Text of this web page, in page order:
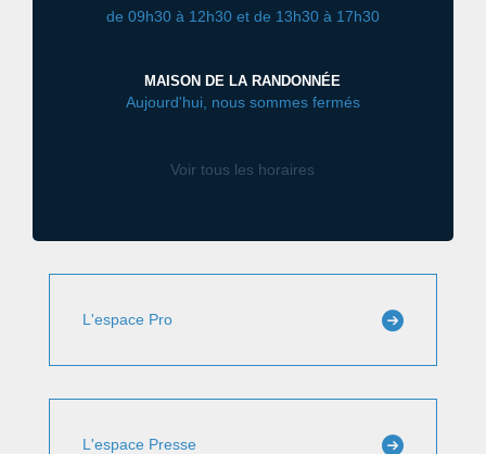
de 09h30 à 12h30 et de 13h30 à 17h30
MAISON DE LA RANDONNÉE
Aujourd'hui, nous sommes fermés
Voir tous les horaires
L'espace Pro
L'espace Presse